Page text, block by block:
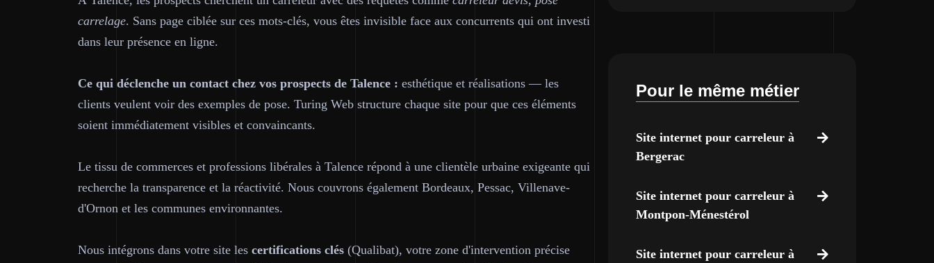
carrelage. Sans page ciblée sur ces mots-clés, vous êtes invisible face aux concurrents qui ont investi
dans leur présence en ligne.
Ce qui déclenche un contact chez vos prospects de Talence : esthétique et réalisations — les
clients veulent voir des exemples de pose. Turing Web structure chaque site pour que ces éléments
soient immédiatement visibles et convaincants.
Le tissu de commerces et professions libérales à Talence répond à une clientèle urbaine exigeante qui
recherche la transparence et la réactivité. Nous couvrons également Bordeaux, Pessac, Villenave-
d'Ornon et les communes environnantes.
Nous intégrons dans votre site les certifications clés (Qualibat), votre zone d'intervention précise
Pour le même métier
Site internet pour carreleur à
Bergerac
Site internet pour carreleur à
Montpon-Ménestérol
Site internet pour carreleur à